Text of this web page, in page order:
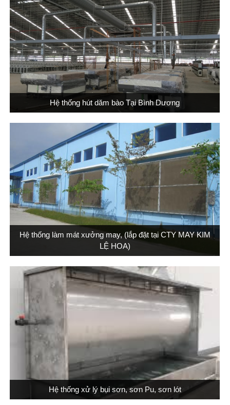
Hệ thống hút dăm bào Tại Bình Dương
Hệ thống làm mát xưởng may, (lắp đặt tại CTY MAY KIM
LỆ HOA)
Hệ thống xử lý bụi sơn, sơn Pu, sơn lót